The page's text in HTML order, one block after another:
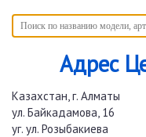
Вы здесь:Центр
Адрес
Казахстан, г. Алматы
ул. Байкадамова, 16
уг. ул. Розыбакиева